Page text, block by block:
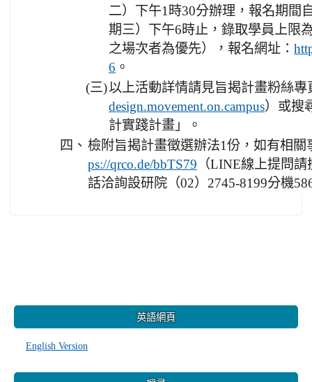
二）下午1時30分辦理，報名期間
期三）下午6時止，錄取學員上限
之場次者為優先），報名網址：
6 。
(三)以上活動詳情請見旨揭計畫粉絲專
design.movement.on.campus）或搜
計實踐計畫」。
四、 檢附旨揭計畫徵選辦法1份，如有相
ps://qrco.de/bbTS79
（LINE線上提問
話洽詢設研院（02）2745-8199分機
英語網頁
English Version